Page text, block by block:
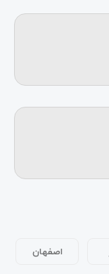
اصفهان